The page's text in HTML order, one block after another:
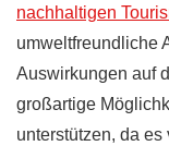
nachhaltigen
umweltfreundliche
Auswirkungen auf
großartige
unterstützen, da